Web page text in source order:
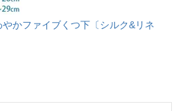
やかファイブくつ下〔シルク&リネ